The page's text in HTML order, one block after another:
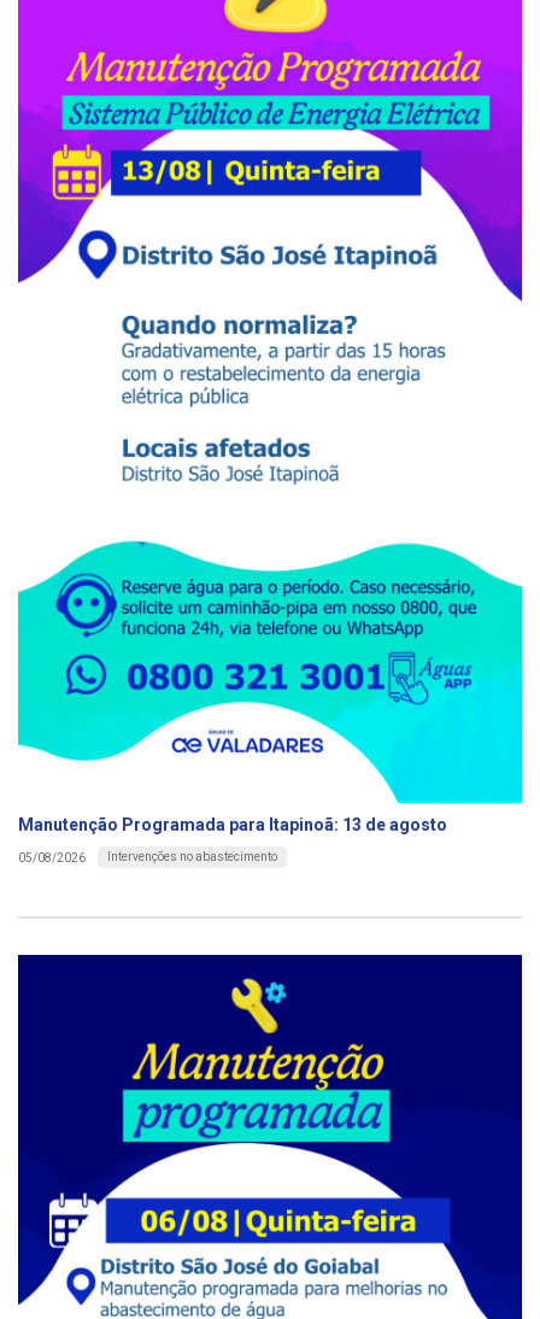
Manutenção Programada para Itapinoã: 13 de agosto
05/08/2026 Intervenções no abastecimento